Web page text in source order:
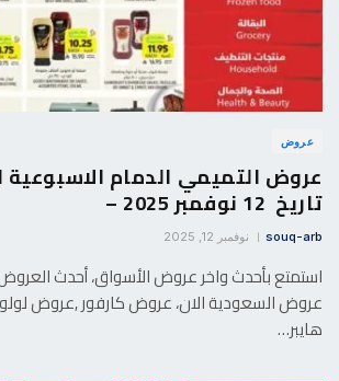
عروض
عروض التميمي الدمام الاسبوعية
تاريخ 12 نوفمبر 2025 –
souq-arb نوفمبر 12, 2025
استمتع بأحدث واخر عروض الأسواق، أحدث
عروض السعودية الان، عروض كارفور ,عروض
هايبر…